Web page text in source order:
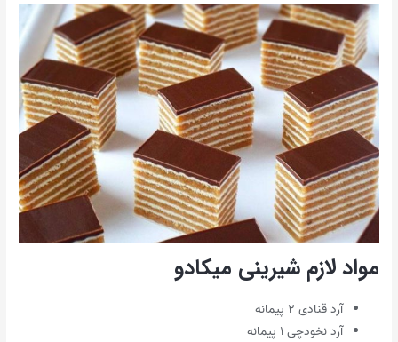
مواد لازم شیرینی میکادو
آرد قنادی ۲ پیمانه
آرد نخودچی ۱ پیمانه